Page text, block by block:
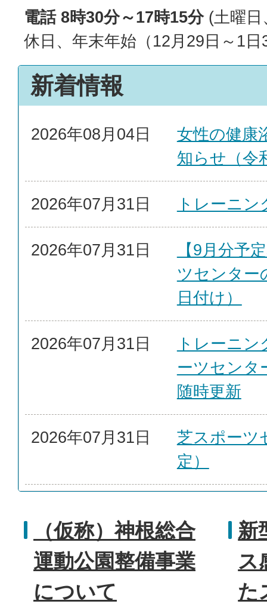
電話 8時30分～17時15分(土曜日
休日、年末年始（12月29日～1
新着情報
2026年08月04日
女性の健康
知らせ（令
2026年07月31日 トレーニ
2026年07月31日
【9月分予
ツセンター
日付け）
2026年07月31日
トレーニ
ーツセン
随時更新
2026年07月31日
芝スポーツ
定）
（仮称）神根総合
運動公園整備事業
について
新
ス
た